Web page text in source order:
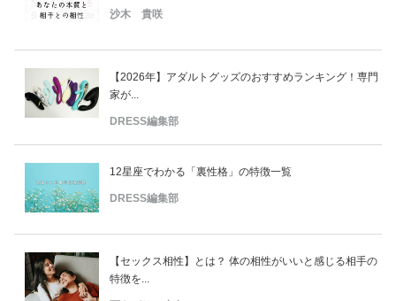
沙木 貴咲
【2026年】アダルトグッズのおすすめランキング！専門
家が...
DRESS編集部
12星座でわかる「裏性格」の特徴一覧
DRESS編集部
【セックス相性】とは？ 体の相性がいいと感じる相手の
特徴を...